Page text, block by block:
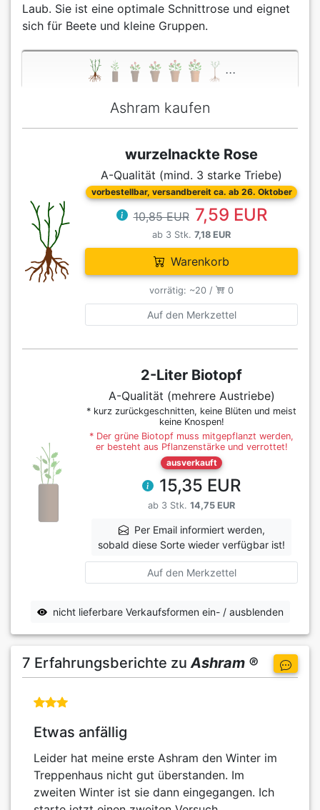
Laub. Sie ist eine optimale Schnittrose und eignet
sich für Beete und kleine Gruppen.
...
Ashram kaufen
wurzelnackte Rose
A-Qualität (mind. 3 starke Triebe)
vorbestellbar, versandbereit ca. ab 26. Oktober
10,85 EUR 7,59 EUR
ab 3 Stk. 7,18 EUR
Warenkorb
vorrätig: ~20 / 0
Auf den Merkzettel
2-Liter Biotopf
A-Qualität (mehrere Austriebe)
* kurz zurückgeschnitten, keine Blüten und meist
keine Knospen!
* Der grüne Biotopf muss mitgepflanzt werden,
er besteht aus Pflanzenstärke und verrottet!
ausverkauft
15,35 EUR
ab 3 Stk. 14,75 EUR
Per Email informiert werden,
sobald diese Sorte wieder verfügbar ist!
Auf den Merkzettel
nicht lieferbare Verkaufsformen ein- / ausblenden
7 Erfahrungsberichte zuAshram ®
Etwas anfällig
Leider hat meine erste Ashram den Winter im
Treppenhaus nicht gut überstanden. Im
zweiten Winter ist sie dann eingegangen. Ich